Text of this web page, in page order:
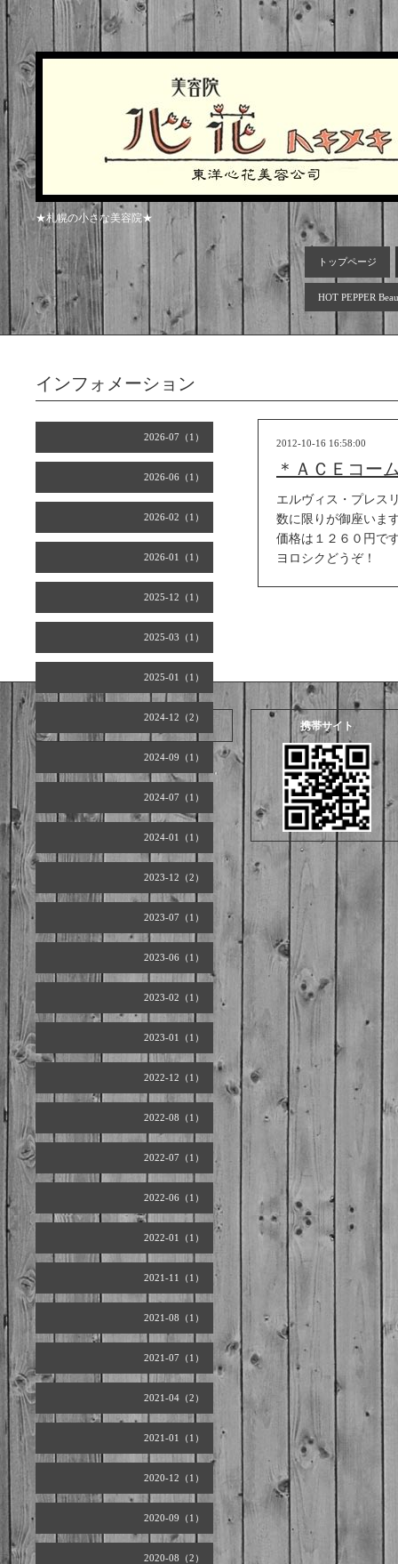
★札幌の小さな美容院★
トップページ
HOT PEPPER
2026-07（1）
2026-06（1）
2026-02（1）
2026-01（1）
2025-12（1）
2025-03（1）
2025-01（1）
2024-12（2）
2024-09（1）
2024-07（1）
2024-01（1）
2023-12（2）
2023-07（1）
2023-06（1）
2023-02（1）
2023-01（1）
2022-12（1）
2022-08（1）
2022-07（1）
2022-06（1）
2022-01（1）
2021-11（1）
2021-08（1）
2021-07（1）
2021-04（2）
2021-01（1）
2020-12（1）
2020-09（1）
2020-08（2）
インフォメーション
2012-10-16 16:58:00
＊ＡＣＥコー
エルヴィス・プレス
数に限りが御座いま
価格は１２６０円で
ヨロシクどうぞ！
携帯サイト